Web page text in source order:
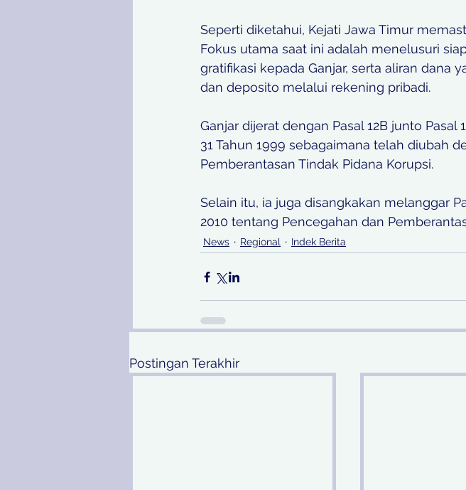
Seperti diketahui, Kejati Jawa Timur
Fokus utama saat ini adalah menelusuri
gratifikasi kepada Ganjar, serta aliran dana
dan deposito melalui rekening pribadi.
Ganjar dijerat dengan Pasal 12B junto
31 Tahun 1999 sebagaimana telah diubah
Pemberantasan Tindak Pidana Korupsi.
Selain itu, ia juga disangkakan melanggar
2010 tentang Pencegahan dan
News Regional Indek Berita
Postingan Terakhir